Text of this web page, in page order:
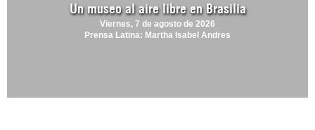
Un museo al aire libre en Brasilia
Viernes, 7 de agosto de 2026
Prensa Latina: Martha Isabel Andres